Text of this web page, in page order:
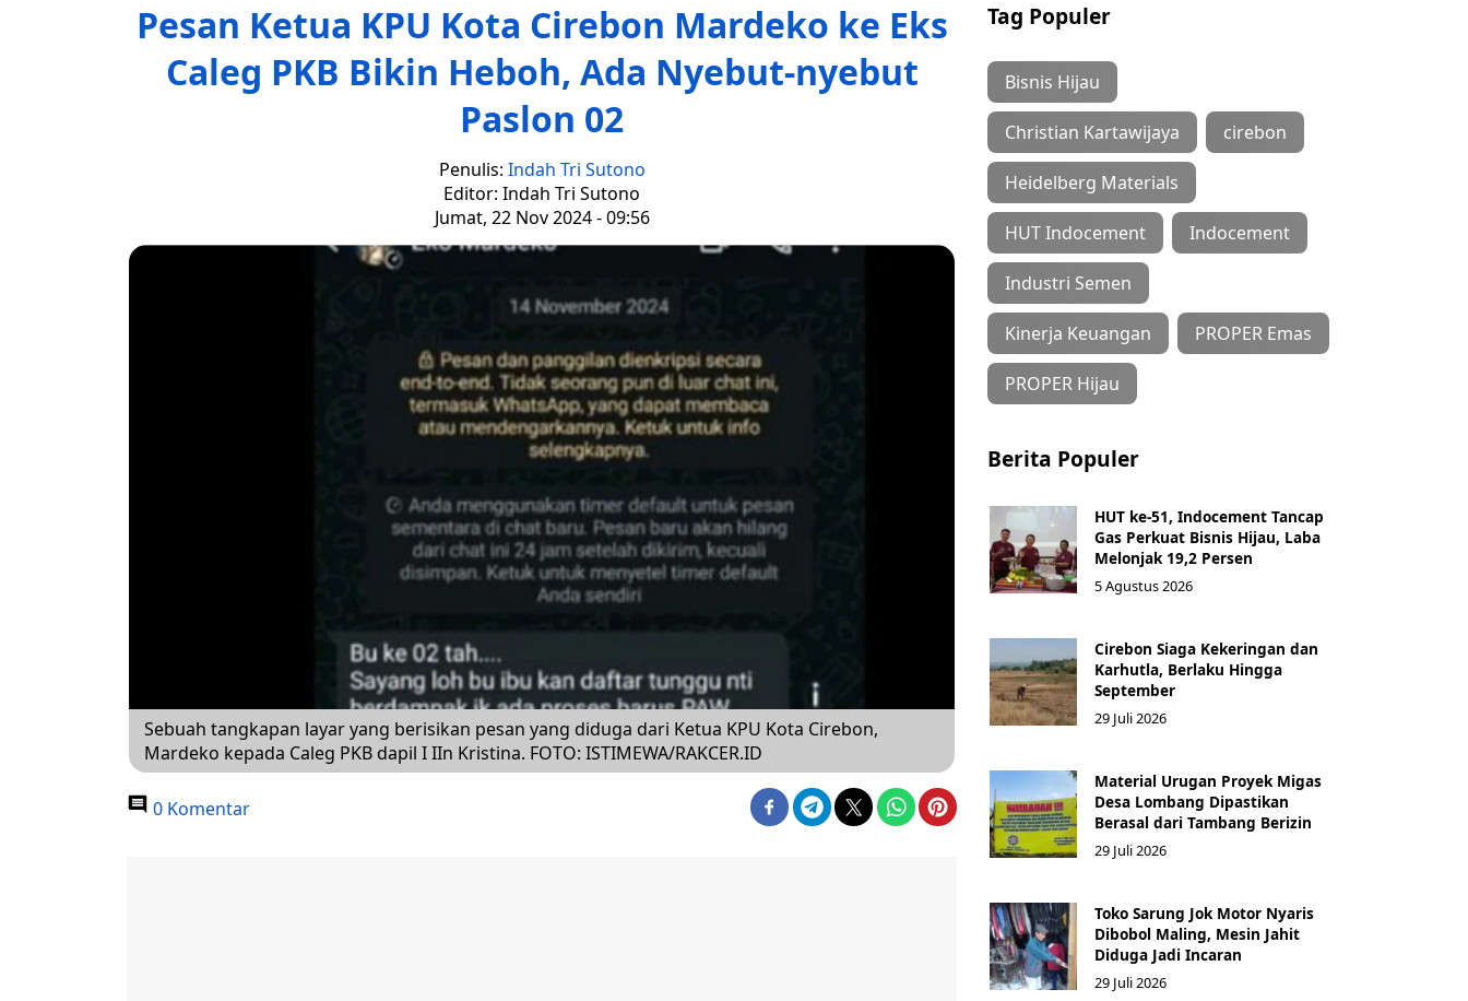
Pesan Ketua KPU Kota Cirebon Mardeko ke Eks
Caleg PKB Bikin Heboh, Ada Nyebut-nyebut
Paslon 02
Penulis: Indah Tri Sutono
Editor: Indah Tri Sutono
Jumat, 22 Nov 2024 - 09:56
Sebuah tangkapan layar yang berisikan pesan yang diduga dari Ketua KPU Kota Cirebon,
Mardeko kepada Caleg PKB dapil I IIn Kristina. FOTO: ISTIMEWA/RAKCER.ID
0 Komentar
Tag Populer
Bisnis Hijau
Christian Kartawijaya cirebon
Heidelberg Materials
HUT Indocement Indocement
Industri Semen
Kinerja Keuangan PROPER Emas
PROPER Hijau
Berita Populer
HUT ke-51, Indocement Tancap
Gas Perkuat Bisnis Hijau, Laba
Melonjak 19,2 Persen
5 Agustus 2026
Cirebon Siaga Kekeringan dan
Karhutla, Berlaku Hingga
September
29 Juli 2026
Material Urugan Proyek Migas
Desa Lombang Dipastikan
Berasal dari Tambang Berizin
29 Juli 2026
Toko Sarung Jok Motor Nyaris
Dibobol Maling, Mesin Jahit
Diduga Jadi Incaran
29 Juli 2026